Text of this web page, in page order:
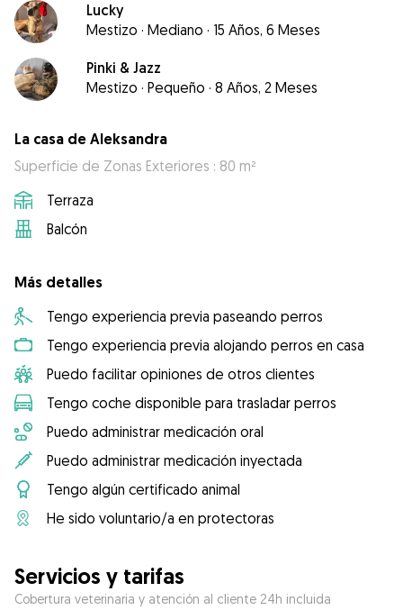
Lucky
Mestizo · Mediano · 15 Años, 6 Meses
Pinki & Jazz
Mestizo · Pequeño · 8 Años, 2 Meses
La casa de Aleksandra
Superficie de Zonas Exteriores : 80 m²
Terraza
Balcón
Más detalles
Tengo experiencia previa paseando perros
Tengo experiencia previa alojando perros en casa
Puedo facilitar opiniones de otros clientes
Tengo coche disponible para trasladar perros
Puedo administrar medicación oral
Puedo administrar medicación inyectada
Tengo algún certificado animal
He sido voluntario/a en protectoras
Servicios y tarifas
Cobertura veterinaria y atención al cliente 24h incluida